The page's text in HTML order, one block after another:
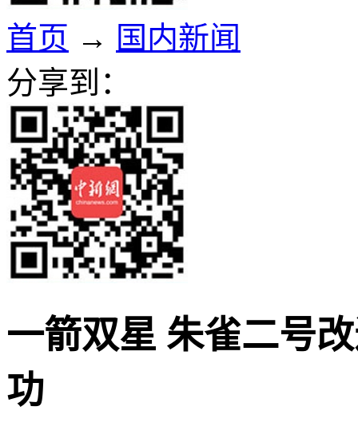
首页 → 国内新闻
分享到：
一箭双星 朱雀二号
功